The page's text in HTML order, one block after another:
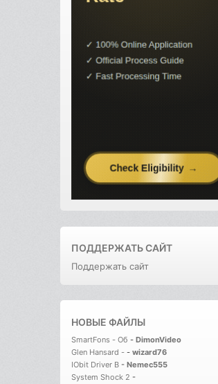
ПОДДЕРЖАТЬ САЙТ
Поддержать сайт
НОВЫЕ ФАЙЛЫ
SmartFons - Об - DimonVideo
Glen Hansard - - wizard76
IObit Driver B - Nemec555
System Shock 2 -